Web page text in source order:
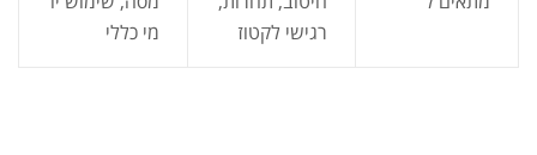
רגישי לקטוז
מי כללי